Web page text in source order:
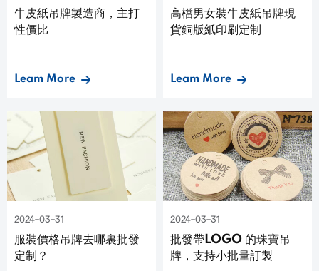
牛皮紙吊牌製造商，主打
性價比
Leam More
高檔男女裝牛皮紙吊牌現
貨銅版紙印刷定制
Leam More
2024-03-31
服裝價格吊牌去哪裏批發
定制？
2024-03-31
批發帶LOGO 的珠寶吊
牌，支持小批量訂製